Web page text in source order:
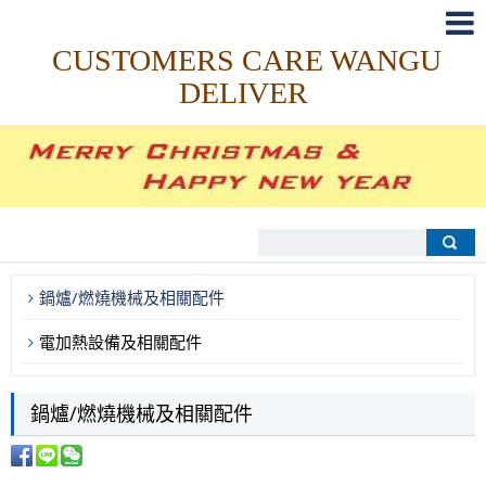
CUSTOMERS CARE WANGU
DELIVER
鍋爐/燃燒機械及相關配件
電加熱設備及相關配件
鍋爐/燃燒機械及相關配件